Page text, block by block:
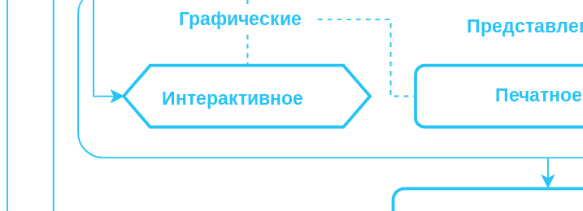
Интерактивное Печатное
Графические